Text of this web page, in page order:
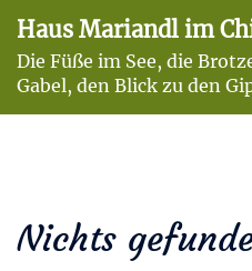
Zum
Inhalt
springen
Haus Mariandl im
Die Füße im See, die
Gabel, den Blick zu den
Nichts